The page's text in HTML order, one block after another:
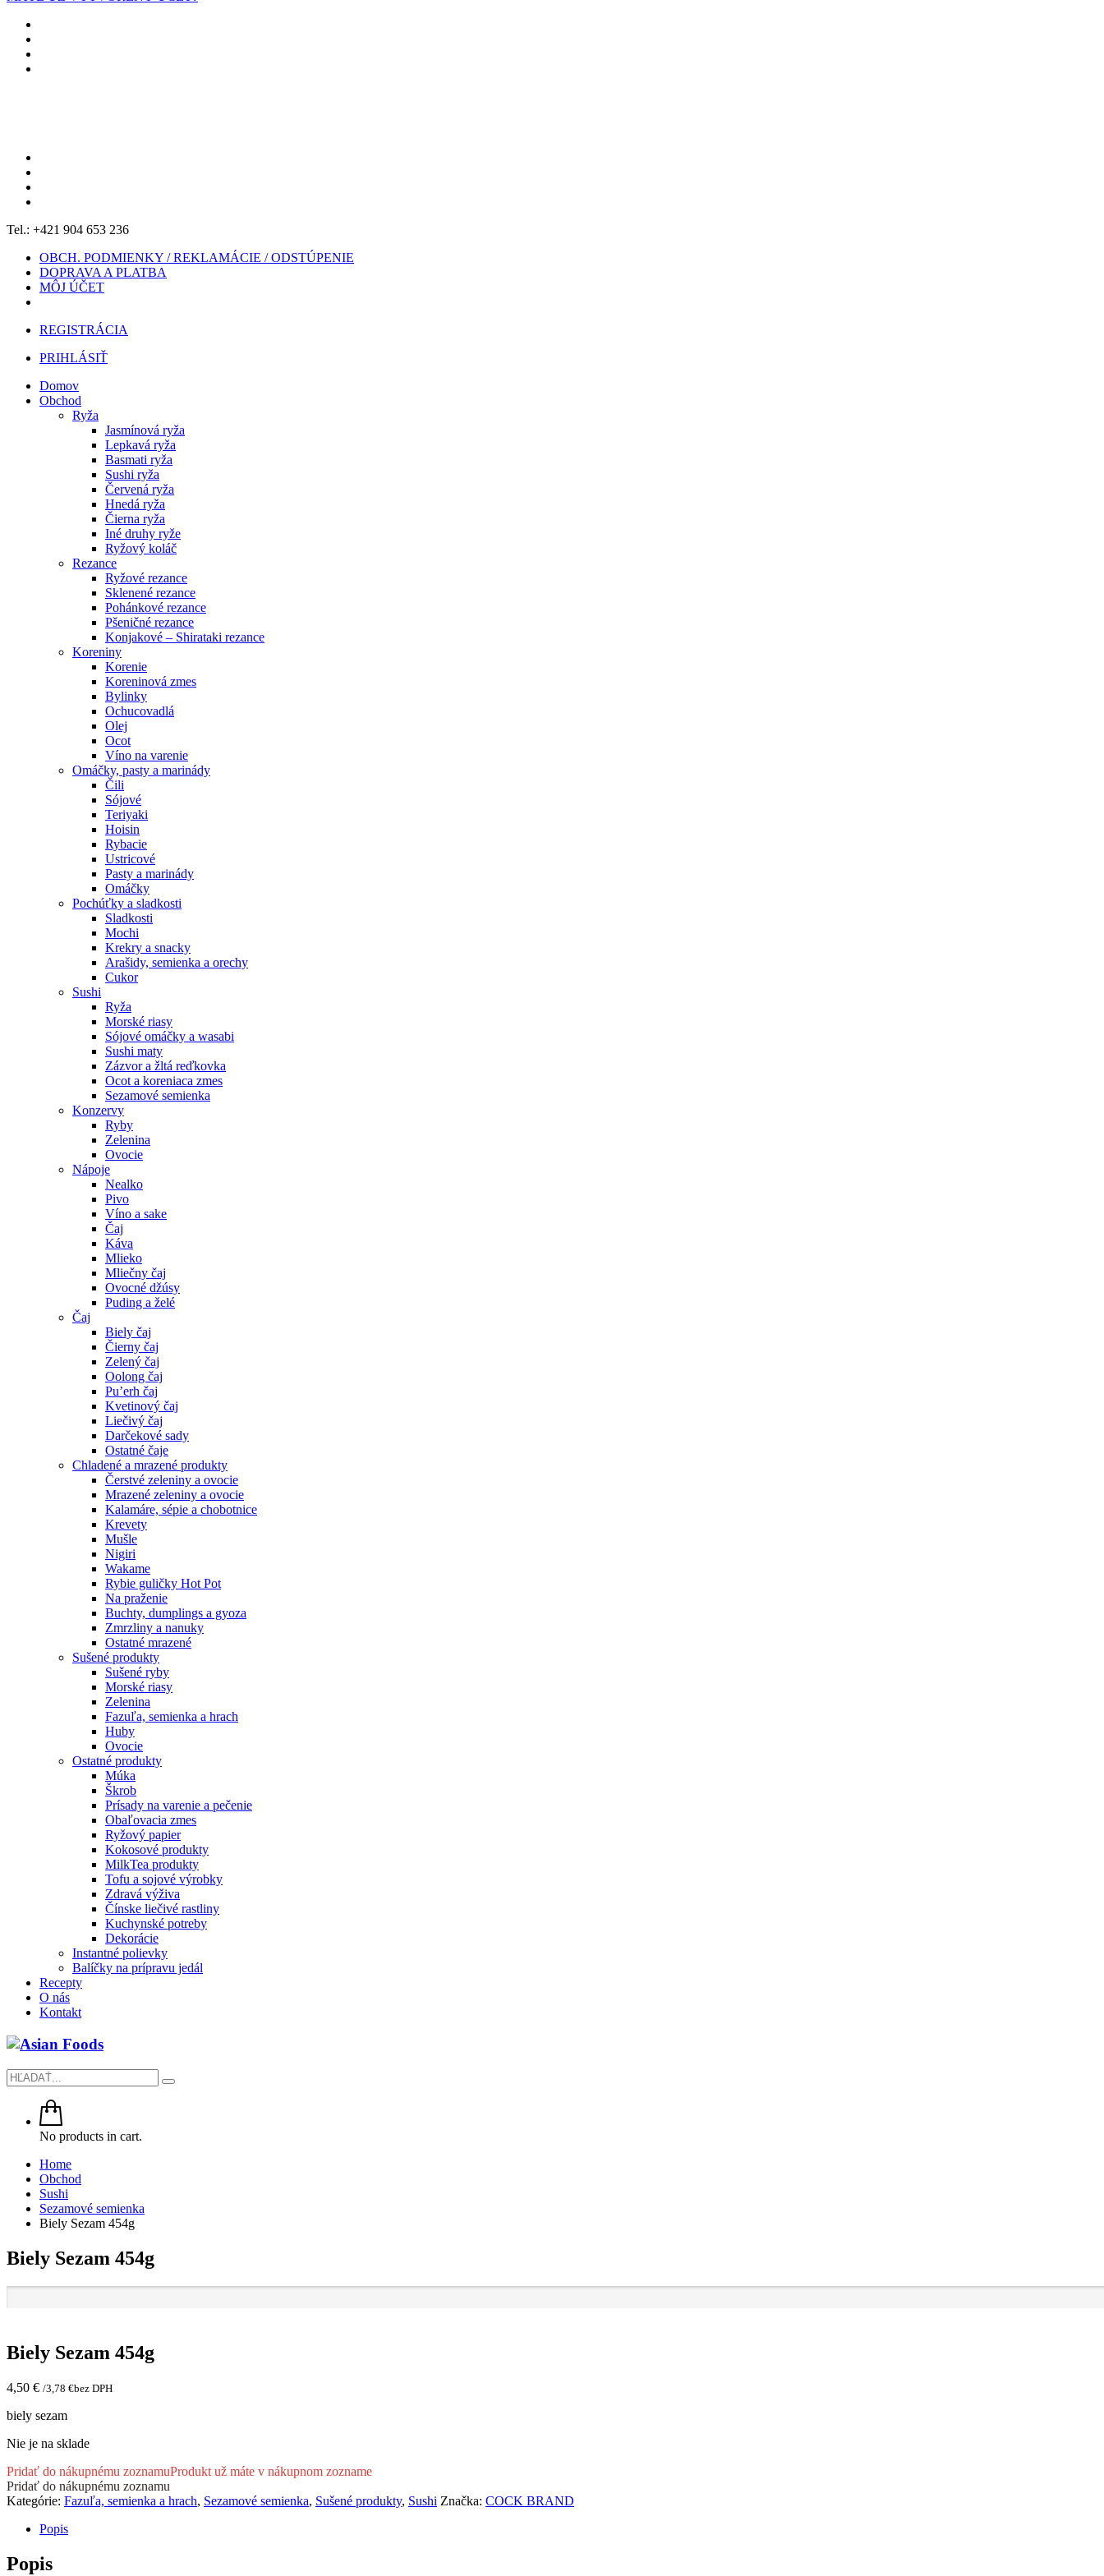
Tel.: +421 904 653 236
OBCH. PODMIENKY / REKLAMÁCIE / ODSTÚPENIE
DOPRAVA A PLATBA
MÔJ ÚČET
REGISTRÁCIA
PRIHLÁSIŤ
Domov
Obchod
Ryža
Jasmínová ryža
Lepkavá ryža
Basmati ryža
Sushi ryža
Červená ryža
Hnedá ryža
Čierna ryža
Iné druhy ryže
Ryžový koláč
Rezance
Ryžové rezance
Sklenené rezance
Pohánkové rezance
Pšeničné rezance
Konjakové – Shirataki rezance
Koreniny
Korenie
Koreninová zmes
Bylinky
Ochucovadlá
Olej
Ocot
Víno na varenie
Omáčky, pasty a marinády
Čili
Sójové
Teriyaki
Hoisin
Rybacie
Ustricové
Pasty a marinády
Omáčky
Pochúťky a sladkosti
Sladkosti
Mochi
Krekry a snacky
Arašidy, semienka a orechy
Cukor
Sushi
Ryža
Morské riasy
Sójové omáčky a wasabi
Sushi maty
Zázvor a žltá reďkovka
Ocot a koreniaca zmes
Sezamové semienka
Konzervy
Ryby
Zelenina
Ovocie
Nápoje
Nealko
Pivo
Víno a sake
Čaj
Káva
Mlieko
Mliečny čaj
Ovocné džúsy
Puding a želé
Čaj
Biely čaj
Čierny čaj
Zelený čaj
Oolong čaj
Pu’erh čaj
Kvetinový čaj
Liečivý čaj
Darčekové sady
Ostatné čaje
Chladené a mrazené produkty
Čerstvé zeleniny a ovocie
Mrazené zeleniny a ovocie
Kalamáre, sépie a chobotnice
Krevety
Mušle
Nigiri
Wakame
Rybie guličky Hot Pot
Na praženie
Buchty, dumplings a gyoza
Zmrzliny a nanuky
Ostatné mrazené
Sušené produkty
Sušené ryby
Morské riasy
Zelenina
Fazuľa, semienka a hrach
Huby
Ovocie
Ostatné produkty
Múka
Škrob
Prísady na varenie a pečenie
Obaľovacia zmes
Ryžový papier
Kokosové produkty
MilkTea produkty
Tofu a sojové výrobky
Zdravá výživa
Čínske liečivé rastliny
Kuchynské potreby
Dekorácie
Instantné polievky
Balíčky na prípravu jedál
Recepty
O nás
Kontakt
No products in cart.
Home
Obchod
Sushi
Sezamové semienka
Biely Sezam 454g
Biely Sezam 454g
Biely Sezam 454g
4,50 € /3,78 €bez DPH
biely sezam
Nie je na sklade
Pridať do nákupnému zoznamuProdukt už máte v nákupnom zozname
Pridať do nákupnému zoznamu
Kategórie: Fazuľa, semienka a hrach, Sezamové semienka, Sušené produkty, Sushi Značka: COCK BRAND
Popis
Popis